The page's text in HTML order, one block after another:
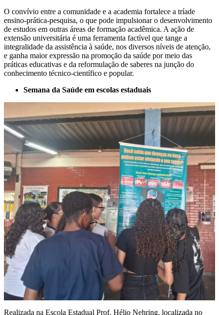
O convívio entre a comunidade e a academia fortalece a tríade
ensino-prática-pesquisa, o que pode impulsionar o desenvolvimento
de estudos em outras áreas de formação acadêmica. A ação de
extensão universitária é uma ferramenta factível que tange a
integralidade da assistência à saúde, nos diversos níveis de atenção,
e ganha maior expressão na promoção da saúde por meio das
práticas educativas e da reformulação de saberes na junção do
conhecimento técnico-científico e popular.
Semana da Saúde em escolas estaduais
Realizada na Escola Estadual Prof. Hélio Nehring, localizada no